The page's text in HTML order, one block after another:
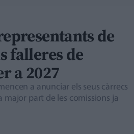
de
falleres de
a 2027
a anunciar els seus càrrecs
major part de les comissions ja